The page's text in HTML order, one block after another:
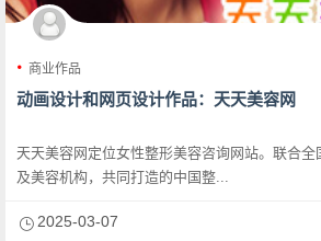
商业作品
动画设计和网页设计作品：天天美容网
天天美容网定位女性整形美容咨询网站。联合全
及美容机构，共同打造的中国整...
2025-03-07